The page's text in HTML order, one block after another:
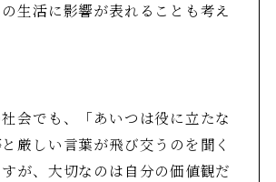
生活に影響が表れることも考え
会でも、「あいつは役に立たな
厳しい言葉が飛び交うのを聞く
が、大切なのは自分の価値観だ